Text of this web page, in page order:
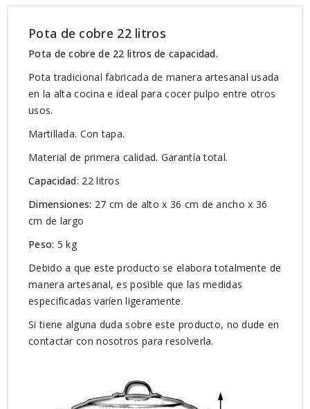
Pota de cobre 22 litros
Pota de cobre de 22 litros de capacidad.
Pota tradicional fabricada de manera artesanal usada
en la alta cocina e ideal para cocer pulpo entre otros
usos.
Martillada. Con tapa.
Material de primera calidad. Garantía total.
Capacidad: 22 litros
Dimensiones: 27 cm de alto x 36 cm de ancho x 36
cm de largo
Peso: 5 kg
Debido a que este producto se elabora totalmente de
manera artesanal, es posible que las medidas
especificadas varíen ligeramente.
Si tiene alguna duda sobre este producto, no dude en
contactar con nosotros para resolverla.